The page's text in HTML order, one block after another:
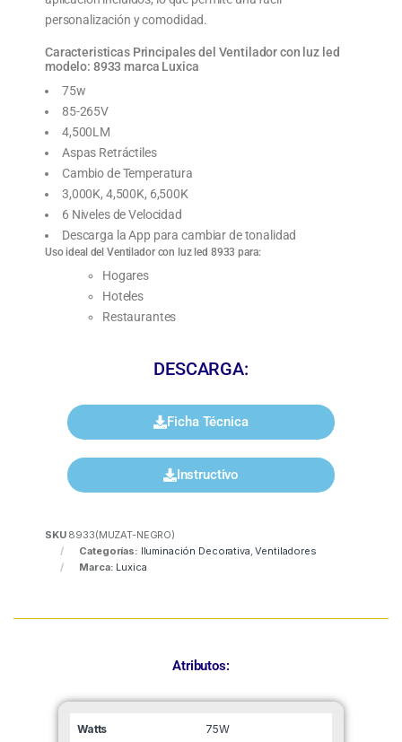
personalización y comodidad.
Caracteristicas Principales del Ventilador con luz led
modelo: 8933 marca Luxica
75w
85-265V
4,500LM
Aspas Retráctiles
Cambio de Temperatura
3,000K, 4,500K, 6,500K
6 Niveles de Velocidad
Descarga la App para cambiar de tonalidad
Uso ideal del Ventilador con luz led 8933 para:
Hogares
Hoteles
Restaurantes
DESCARGA:
Ficha Técnica
Instructivo
SKU 8933(MUZAT-NEGRO)
Categorías: Iluminación Decorativa,Ventiladores
Marca: Luxica
Atributos:
Watts 75W